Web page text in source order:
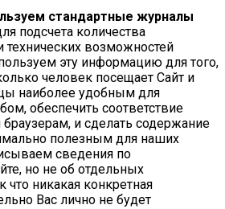
стандартные журналы
подсчета количества
технических возможностей
эту информацию для того,
человек посещает Сайт и
наиболее удобным для
обеспечить соответствие
и сделать содержание
полезным для наших
сведения по
но не об отдельных
что никакая конкретная
Вас лично не будет